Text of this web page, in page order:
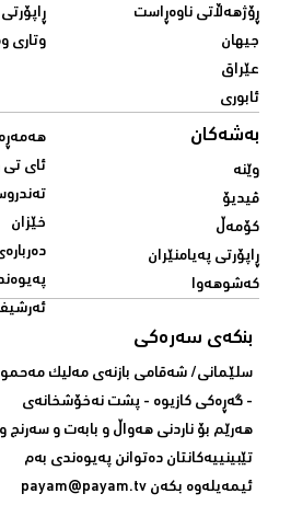
ڕۆژهەڵاتی ناوەڕاست
جیهان
عێراق
ئابوری
وتاری
بەشەکان
وێنە
ڤیدیۆ
کۆمەڵ
ڕاپۆرتی پەیامنێران
کەشوهەوا
ئای تی
خێزان
بنکەی سەرەکی
سلێمانی/ شه‌قامی بازنه‌ی مه‌لیک
- گه‌ڕه‌کی کازیوه‌ - پشت نه‌خۆشخانه‌ی‌
هه‌رێم بۆ ناردنی‌ هه‌واڵ و بابه‌ت و سه‌رنج و
تێبینییه‌كانتان ده‌توانن په‌یوه‌ندی‌ به‌م
ئیمه‌یله‌وه‌ بكه‌ن payam@payam.tv